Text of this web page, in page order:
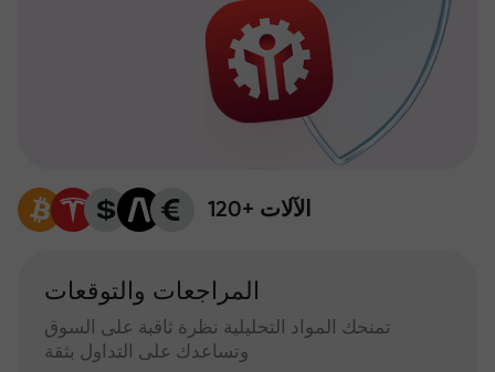
120+ الآلات
المراجعات والتوقعات
تمنحك المواد التحليلية نظرة ثاقبة على السوق
وتساعدك على التداول بثقة